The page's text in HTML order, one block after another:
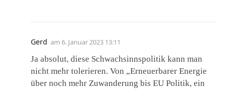
Gerd am 6. Januar 2023 13:11
Ja absolut, diese Schwachsinnspolitik kann man
nicht mehr tolerieren. Von „Erneuerbarer Energie
über noch mehr Zuwanderung bis EU Politik, ein